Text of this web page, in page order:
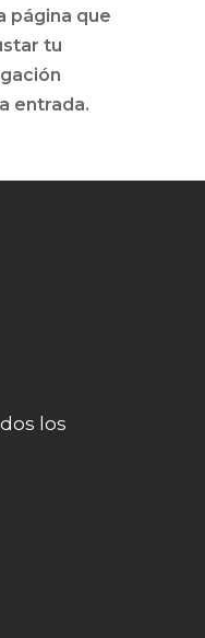
página que
tu
entrada.
los